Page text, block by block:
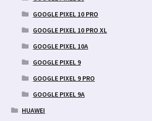
GOOGLE PIXEL 10 PRO
GOOGLE PIXEL 10 PRO XL
GOOGLE PIXEL 10A
GOOGLE PIXEL 9
GOOGLE PIXEL 9 PRO
GOOGLE PIXEL 9A
HUAWEI